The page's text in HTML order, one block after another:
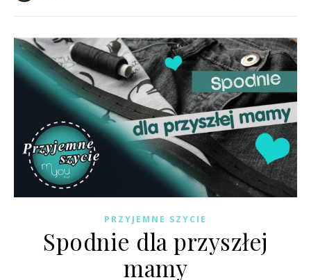
PRZYJEMNE SZYCIE
Spodnie dla przyszłej
mamy